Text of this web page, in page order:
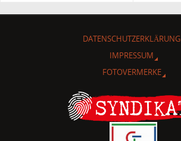
DATENSCHUTZERKLÄRUNG
IMPRESSUM
FOTOVERMERKE